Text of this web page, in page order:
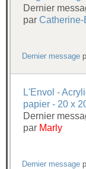
Dernier
par Catherine-
Dernier message
L'Envol -
papier - 20 x
Dernier
par Marly
Dernier message